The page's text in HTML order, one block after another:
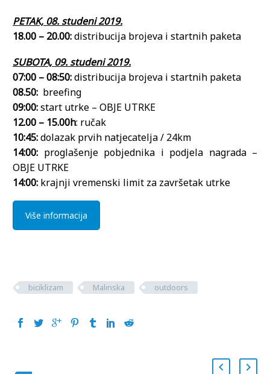
PETAK, 08. studeni 2019.
18.00 – 20.00:distribucija brojeva i startnih paketa
SUBOTA, 09. studeni 2019.
07:00 – 08:50:distribucija brojeva i startnih paketa
08.50: breefing
09:00:start utrke – OBJE UTRKE
12.00 – 15.00h: ručak
10:45:dolazak prvih natjecatelja / 24km
14:00: proglašenje pobjednika i podjela nagrada –
OBJE UTRKE
14:00: krajnji vremenski limit za završetak utrke
Više informacija
biciklizam Malinska outdoors